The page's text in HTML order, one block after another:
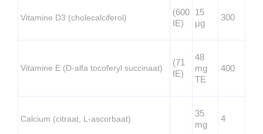
Vitamine D3 (cholecalciferol)
(600
IE)
15
μg
300
Vitamine E (D-alfa tocoferyl succinaat)
(71
IE)
48
mg
TE
400
Calcium (citraat, L-ascorbaat)
35
mg
4